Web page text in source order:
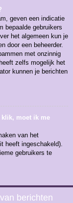
geven een indicatie
bepaalde gebruikers
het algemeen kun je
door een beheerder.
met onzinnig
zelfs mogelijk het
kunnen je berichten
klik, moet ik me
van het
heeft ingeschakeld).
gebruikers te
berichten